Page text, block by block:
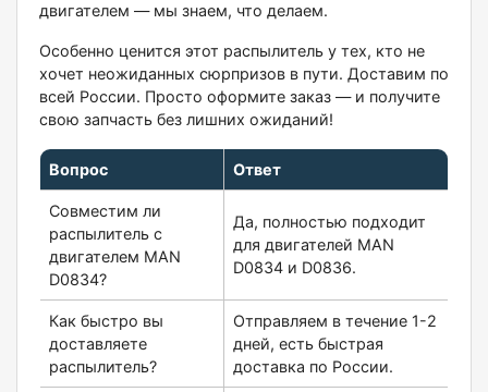
двигателем — мы знаем, что делаем.
Особенно ценится этот распылитель у тех, кто не
хочет неожиданных сюрпризов в пути. Доставим по
всей России. Просто оформите заказ — и получите
свою запчасть без лишних ожиданий!
Вопрос Ответ
Совместим ли
распылитель с
двигателем MAN
D0834?
Да, полностью подходит
для двигателей MAN
D0834 и D0836.
Как быстро вы
доставляете
распылитель?
Отправляем в течение 1-2
дней, есть быстрая
доставка по России.